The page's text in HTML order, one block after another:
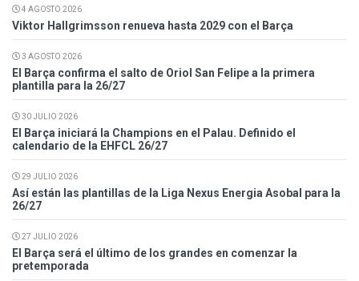
4 AGOSTO 2026
Viktor Hallgrimsson renueva hasta 2029 con el Barça
3 AGOSTO 2026
El Barça confirma el salto de Oriol San Felipe a la primera
plantilla para la 26/27
30 JULIO 2026
El Barça iniciará la Champions en el Palau. Definido el
calendario de la EHFCL 26/27
29 JULIO 2026
Así están las plantillas de la Liga Nexus Energia Asobal para la
26/27
27 JULIO 2026
El Barça será el último de los grandes en comenzar la
pretemporada